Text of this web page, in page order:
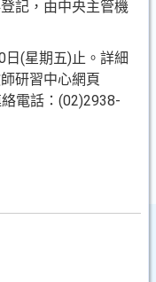
記，由中央主管機
(星期五)止。詳細
研習中心網頁
電話：(02)2938-